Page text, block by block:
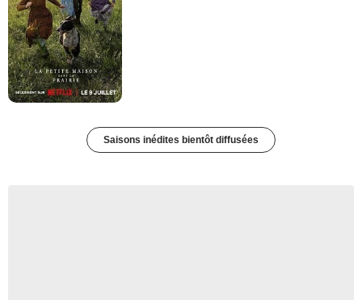
Saisons inédites bientôt diffusées